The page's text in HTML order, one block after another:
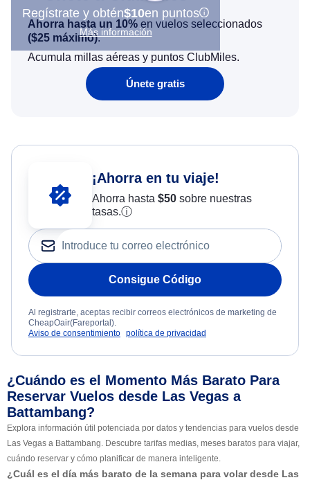
Regístrate y obtén$10en puntos
Más información
Ahorra hasta un 10% en vuelos seleccionados
($25 máximo).
Acumula millas aéreas y puntos ClubMiles.
Únete gratis
¡Ahorra en tu viaje!
Ahorra hasta $50sobre nuestras
tasas.ⓘ
Consigue Código
Al registrarte, aceptas recibir correos electrónicos de marketing de
CheapOair(Fareportal).
Aviso de consentimiento política de privacidad
¿Cuándo es el Momento Más Barato Para
Reservar Vuelos desde Las Vegas a
Battambang?
Explora información útil potenciada por datos y tendencias para vuelos desde
Las Vegas a Battambang. Descubre tarifas medias, meses baratos para viajar,
cuándo reservar y cómo planificar de manera inteligente.
¿Cuál es el día más barato de la semana para volar desde Las